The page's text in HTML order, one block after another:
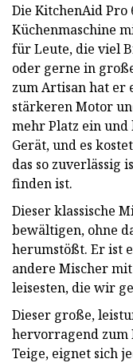
Die KitchenAid Pro
Küchenmaschine
für Leute, die viel
oder gerne in
zum Artisan hat er
stärkeren Motor
mehr Platz ein
Gerät, und es
das so zuverlässig
finden ist.
Dieser klassische
bewältigen, ohne
herumstößt. Er ist
andere Mischer
leisesten, die wir
Dieser große,
hervorragend zum
Teige, eignet sich